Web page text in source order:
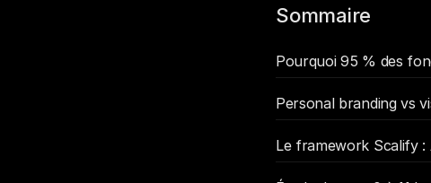
Sommaire
Pourquoi 95 % des
Personal branding vs
Le framework Scalify